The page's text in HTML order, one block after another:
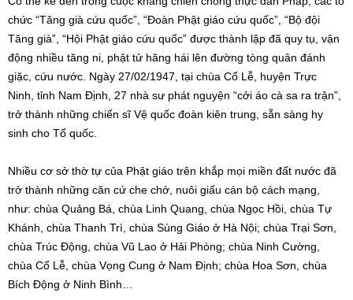
chức “Tăng già cứu quốc”, “Đoàn Phật giáo cứu quốc”, “Bộ đội
Tăng già”, “Hội Phật giáo cứu quốc” được thành lập đã quy tụ, vận
động nhiều tăng ni, phật tử hăng hái lên đường tòng quân đánh
giặc, cứu nước. Ngày 27/02/1947, tại chùa Cổ Lễ, huyện Trực
Ninh, tỉnh Nam Định, 27 nhà sư phát nguyện “cởi áo cà sa ra trận”,
trở thành những chiến sĩ Vệ quốc đoàn kiên trung, sẵn sàng hy
sinh cho Tổ quốc.
Nhiều cơ sở thờ tự của Phật giáo trên khắp mọi miền đất nước đã
trở thành những căn cứ che chở, nuôi giấu cán bộ cách mạng,
như: chùa Quảng Bá, chùa Linh Quang, chùa Ngọc Hồi, chùa Tự
Khánh, chùa Thanh Trì, chùa Sùng Giáo ở Hà Nội; chùa Trại Sơn,
chùa Trúc Động, chùa Vũ Lao ở Hải Phòng; chùa Ninh Cường,
chùa Cổ Lễ, chùa Vọng Cung ở Nam Định; chùa Hoa Sơn, chùa
Bích Động ở Ninh Bình…